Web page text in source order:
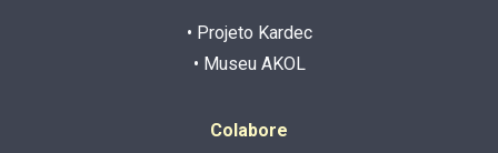
• Projeto Kardec
• Museu AKOL
Colabore